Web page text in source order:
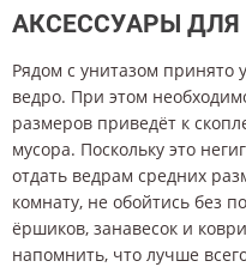
АКСЕССУАРЫ
Рядом с унитазом принято
ведро. При этом
размеров приведёт к
мусора. Поскольку это
отдать ведрам средних
комнату, не обойтись без
ёршиков, занавесок и
напомнить, что лучше